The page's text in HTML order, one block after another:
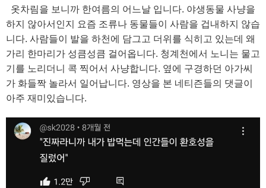
옷차림을 보니까 한여름의 어느날 입니다. 야생동물 사냥을
하지 않아서인지 요즘 조류나 동물들이 사람을 겁내하지 않습
니다. 사람들이 발을 하천에 담그고 더위를 식히고 있는데 왜
가리 한마리가 성큼성큼 걸어옵니다. 청계천에서 노니는 물고
기를 노리더니 콕 찍어서 사냥합니다. 옆에 구경하던 아가씨
가 화들짝 놀라서 일어납니다. 영상을 본 네티즌들의 댓글이
아주 재미있습니다.